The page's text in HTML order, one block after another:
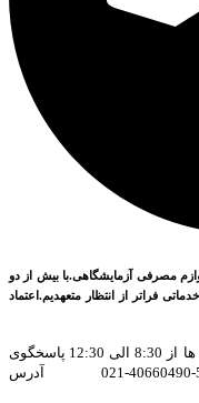
مصرفی آزمایشگاهی.با بیش از دو
فراتر از انتظار متعهدیم.اعتماد
از شنبه تا چهارشنبه، از 8:30 الی 17 و پنجشنبه ها از 8:30 الی 12:30 پاسخگوی
شما هستیم شماره تماس: 5-40660490-021 آدرس